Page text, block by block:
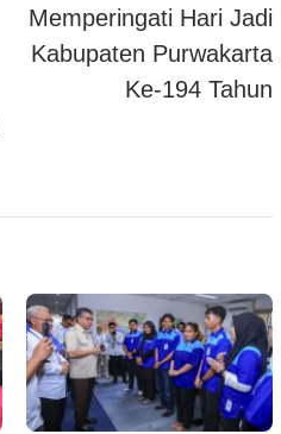
Memperingati Hari Jadi
Kabupaten Purwakarta
Ke-194 Tahun